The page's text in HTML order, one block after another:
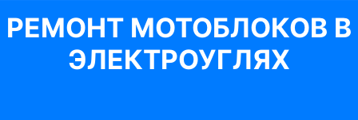
РЕМОНТ МОТОБЛОКОВ В
ЭЛЕКТРОУГЛЯХ